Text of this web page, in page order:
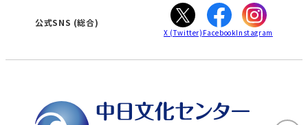
大垣
津
公式SNS (総合)
X (Twitter) FacebookInstagram